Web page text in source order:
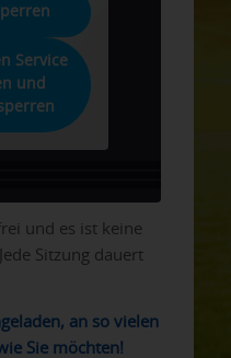
Service
und
und es ist keine
Sitzung dauert
an so vielen
Sie möchten!